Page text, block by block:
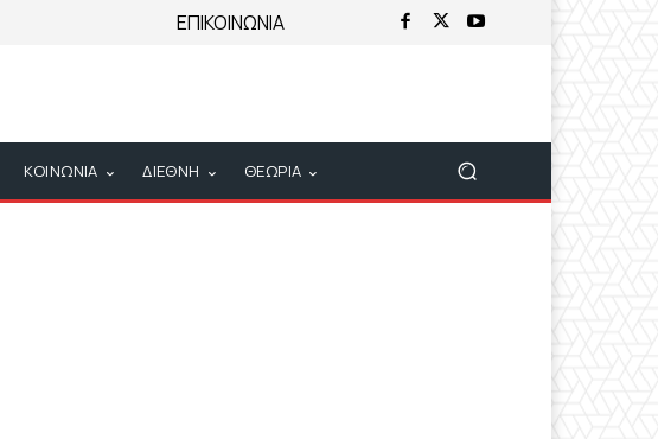
ΕΠΙΚΟΙΝΩΝΙΑ
ΚΟΙΝΩΝΙΑ ΔΙΕΘΝΗ ΘΕΩΡΙΑ